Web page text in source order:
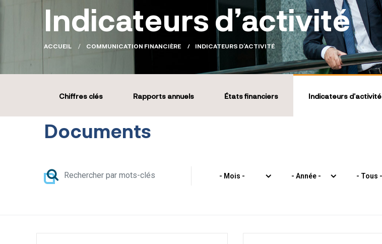
Indicateurs d’activité
ACCUEIL COMMUNICATION FINANCIÈRE INDICATEURS D’ACTIVITÉ
Chiffres clés Rapports annuels États financiers Indicateurs d’activité
Documents